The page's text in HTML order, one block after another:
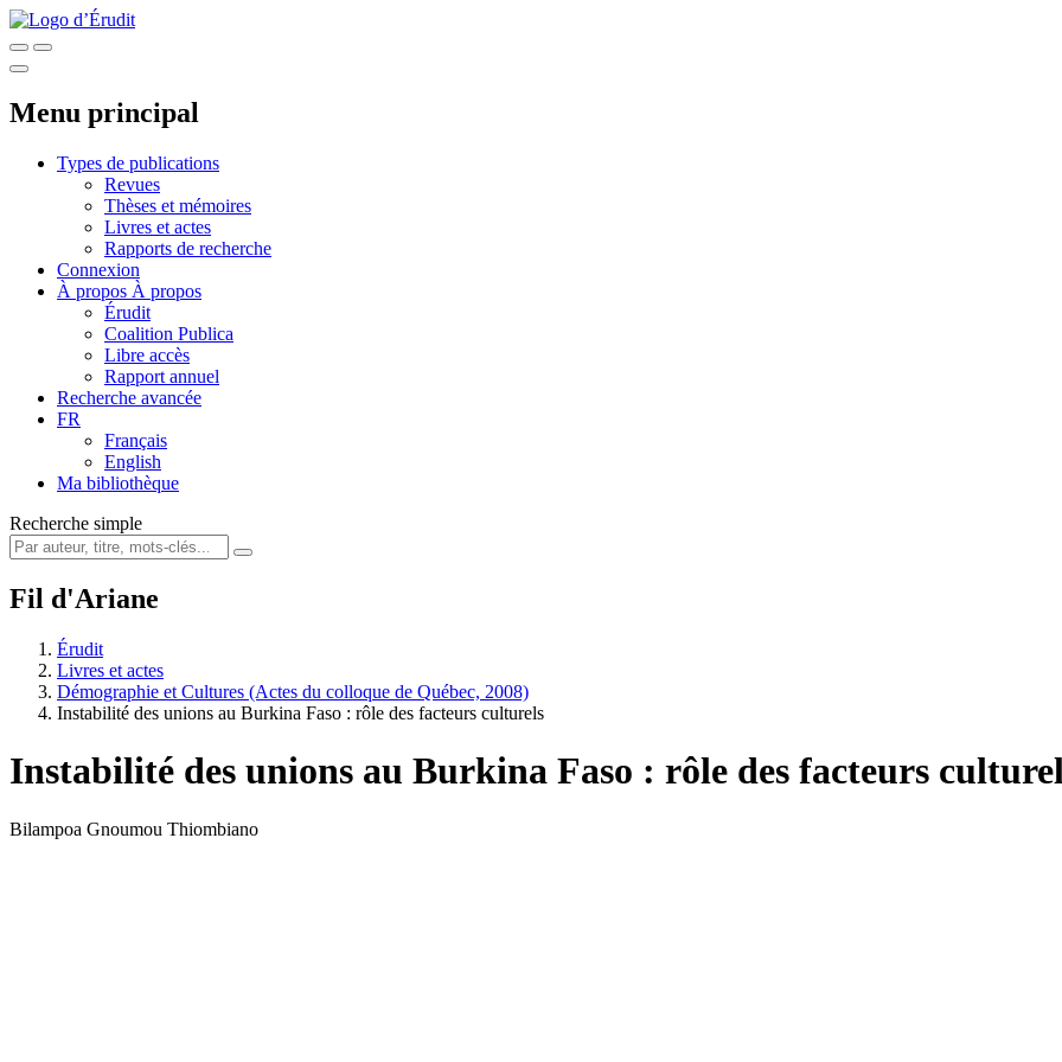
Menu principal
Types de publications
Revues
Thèses et mémoires
Livres et actes
Rapports de recherche
Connexion
À propos À propos
Érudit
Coalition Publica
Libre accès
Rapport annuel
Recherche avancée
FR
Français
English
Ma bibliothèque
Recherche simple
Fil d'Ariane
Érudit
Livres et actes
Démographie et Cultures (Actes du colloque de Québec, 2008)
Instabilité des unions au Burkina Faso : rôle des facteurs culturels
Instabilité des unions au Burkina Faso : rôle des facteurs
Bilampoa Gnoumou Thiombiano